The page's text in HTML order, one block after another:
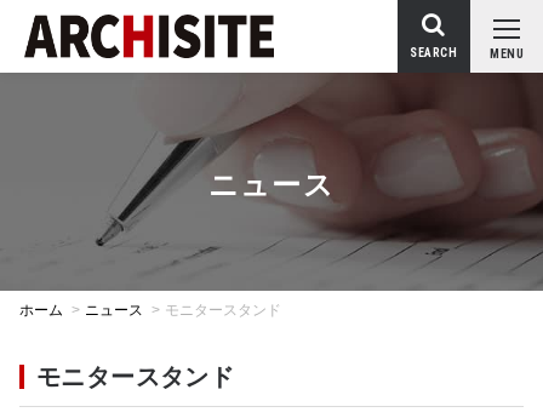
MENU
SEARCH
ニュース
ホーム > ニュース > モニタースタンド
モニタースタンド